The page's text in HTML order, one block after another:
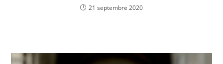
21 septembre 2020